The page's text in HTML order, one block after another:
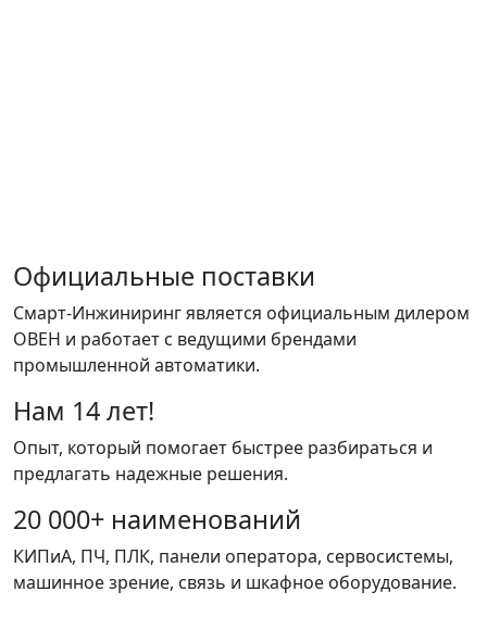
Официальные поставки
Смарт-Инжиниринг является официальным дилером
ОВЕН и работает с ведущими брендами
промышленной автоматики.
Нам 14 лет!
Опыт, который помогает быстрее разбираться и
предлагать надежные решения.
20 000+ наименований
КИПиА, ПЧ, ПЛК, панели оператора, сервосистемы,
машинное зрение, связь и шкафное оборудование.